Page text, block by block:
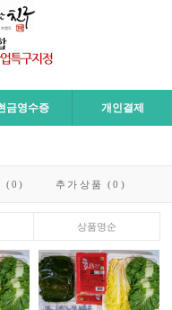
금영수증 개인결제
(0) 추가상품 (0)
상품명순